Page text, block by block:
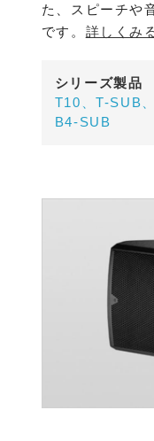
た、スピーチや
です。 詳しくみ
シリーズ製品
T10、T-SUB
B4-SUB